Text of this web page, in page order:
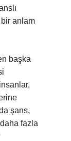
bir anlam
başka
şans,
fazla